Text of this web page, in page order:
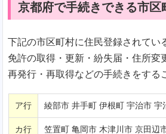
京都府で手続きできる市区
下記の市区町村に住民登録されて
免許の取得・更新・紛失届・住所変
再発行・再取得などの手続きをする
ア行 綾部市 井手町 伊根町 宇治市 宇
カ行 笠置町 亀岡市 木津川市 京田辺